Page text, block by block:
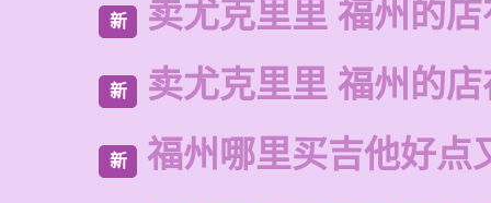
新 卖尤克里里 福州的
新 卖尤克里里 福州的
新 福州哪里买吉他好点